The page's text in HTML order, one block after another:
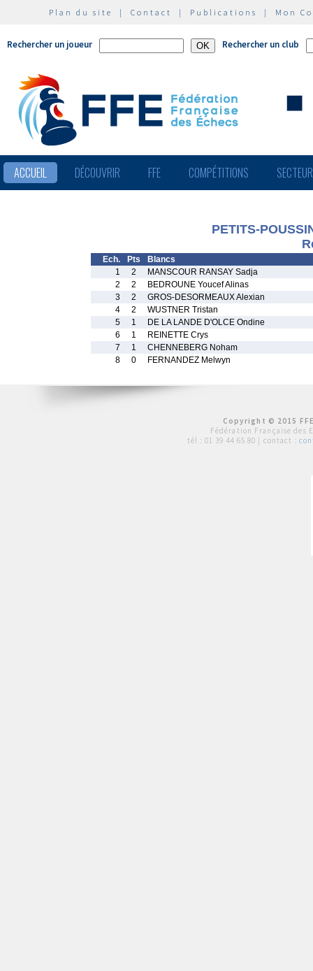
Plan du site | Contact | Publications | Mon
Rechercher un joueur Rechercher un club
ACCUEIL DÉCOUVRIR FFE COMPÉTITIONS
PETITS-
Ech. Pts
Blancs
1
2
MANSCOUR RANSAY Sadja
2
2
BEDROUNE Youcef Alinas
3
2
GROS-DESORMEAUX Alexian
4
2
WUSTNER Tristan
5
1
DE LA LANDE D'OLCE Ondine
6
1
REINETTE Crys
7
1
CHENNEBERG Noham
8
0 FERNANDEZ Melwyn
Copyright © 2015
Fédération Française des
tél : 01 39 44 65 80 | contact :